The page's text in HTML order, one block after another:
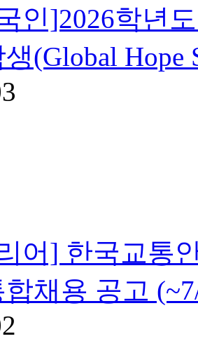
인]2026학년
(Global Hope
어] 한국교통
채용 공고